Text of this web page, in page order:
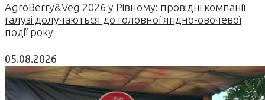
AgroBerry&Veg 2026 у Рівному: провідні компанії
галузі долучаються до головної ягідно-овочевої
події року
05.08.2026